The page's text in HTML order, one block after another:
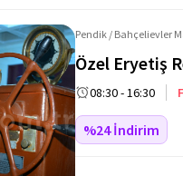
Pendik / Bahçelievler
Özel Eryetiş
08:30 - 16:30
%24 İndirim